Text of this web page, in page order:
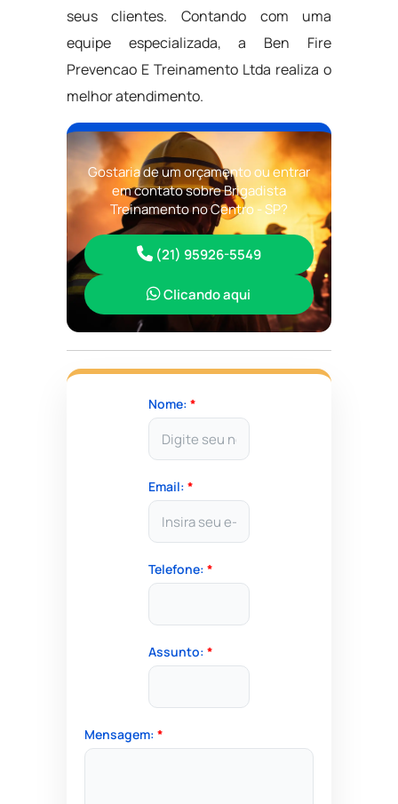
seus clientes. Contando com uma
equipe especializada, a Ben Fire
Prevencao E Treinamento Ltda realiza o
melhor atendimento.
Gostaria de um orçamento ou entrar
em contato sobre Brigadista
Treinamento no Centro - SP?
(21) 95926-5549
Clicando aqui
Nome: *
Email: *
Telefone: *
Assunto: *
Mensagem: *